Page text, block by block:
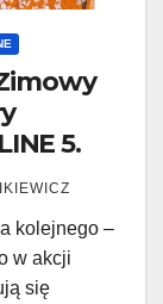
5.
kolejnego –
w akcji
się